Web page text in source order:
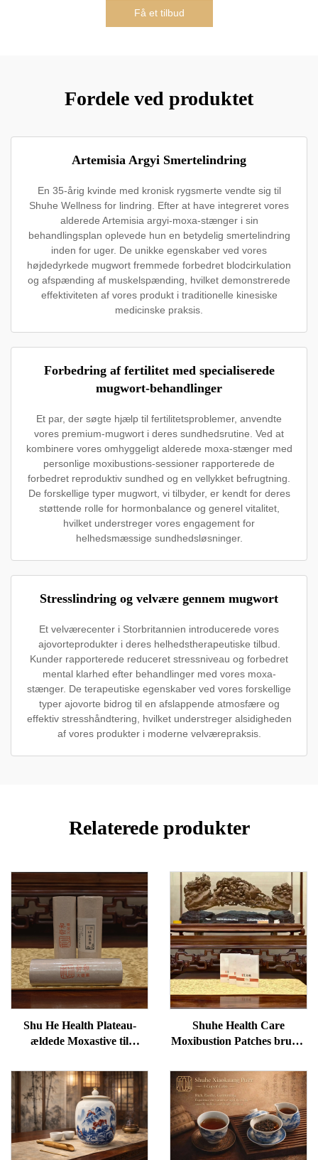
Få et tilbud
Fordele ved produktet
Artemisia Argyi Smertelindring
En 35-årig kvinde med kronisk rygsmerte vendte sig til
Shuhe Wellness for lindring. Efter at have integreret vores
alderede Artemisia argyi-moxa-stænger i sin
behandlingsplan oplevede hun en betydelig smertelindring
inden for uger. De unikke egenskaber ved vores
højdedyrkede mugwort fremmede forbedret blodcirkulation
og afspænding af muskelspænding, hvilket demonstrerede
effektiviteten af vores produkt i traditionelle kinesiske
medicinske praksis.
Forbedring af fertilitet med specialiserede
mugwort-behandlinger
Et par, der søgte hjælp til fertilitetsproblemer, anvendte
vores premium-mugwort i deres sundhedsrutine. Ved at
kombinere vores omhyggeligt alderede moxa-stænger med
personlige moxibustions-sessioner rapporterede de
forbedret reproduktiv sundhed og en vellykket befrugtning.
De forskellige typer mugwort, vi tilbyder, er kendt for deres
støttende rolle for hormonbalance og generel vitalitet,
hvilket understreger vores engagement for
helhedsmæssige sundhedsløsninger.
Stresslindring og velvære gennem mugwort
Et velværecenter i Storbritannien introducerede vores
ajovorteprodukter i deres helhedstherapeutiske tilbud.
Kunder rapporterede reduceret stressniveau og forbedret
mental klarhed efter behandlinger med vores moxa-
stænger. De terapeutiske egenskaber ved vores forskellige
typer ajovorte bidrog til en afslappende atmosfære og
effektiv stresshåndtering, hvilket understreger alsidigheden
af vores produkter i moderne velværepraksis.
Relaterede produkter
Shu He Health Plateau-
ældede Moxastive til
fugtighed og opvarmning af
meridianer
Shuhe Health Care
Moxibustion Patches bruges
øjnene, genoprette vitalitet
og fjerne blokader i
meridianer.